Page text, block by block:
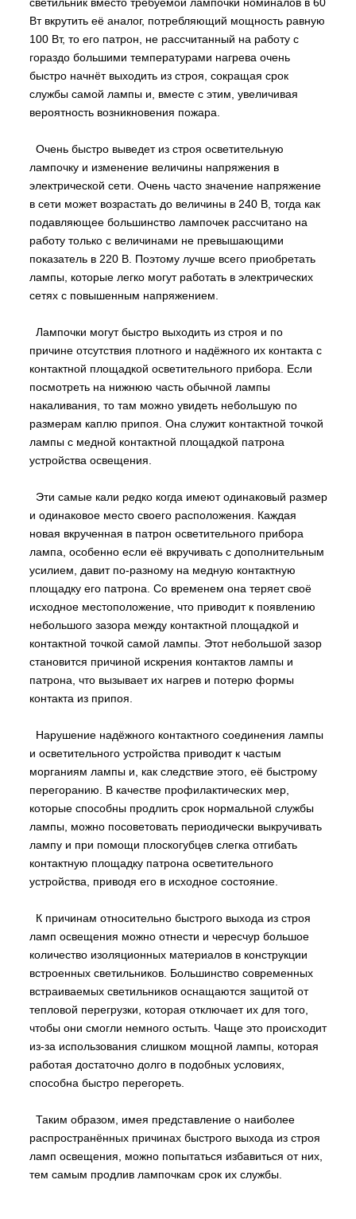
светильник вместо требуемой лампочки номиналов в 60
Вт вкрутить её аналог, потребляющий мощность равную
100 Вт, то его патрон, не рассчитанный на работу с
гораздо большими температурами нагрева очень
быстро начнёт выходить из строя, сокращая срок
службы самой лампы и, вместе с этим, увеличивая
вероятность возникновения пожара.
Очень быстро выведет из строя осветительную
лампочку и изменение величины напряжения в
электрической сети. Очень часто значение напряжение
в сети может возрастать до величины в 240 В, тогда как
подавляющее большинство лампочек рассчитано на
работу только с величинами не превышающими
показатель в 220 В. Поэтому лучше всего приобретать
лампы, которые легко могут работать в электрических
сетях с повышенным напряжением.
Лампочки могут быстро выходить из строя и по
причине отсутствия плотного и надёжного их контакта с
контактной площадкой осветительного прибора. Если
посмотреть на нижнюю часть обычной лампы
накаливания, то там можно увидеть небольшую по
размерам каплю припоя. Она служит контактной точкой
лампы с медной контактной площадкой патрона
устройства освещения.
Эти самые кали редко когда имеют одинаковый размер
и одинаковое место своего расположения. Каждая
новая вкрученная в патрон осветительного прибора
лампа, особенно если её вкручивать с дополнительным
усилием, давит по-разному на медную контактную
площадку его патрона. Со временем она теряет своё
исходное местоположение, что приводит к появлению
небольшого зазора между контактной площадкой и
контактной точкой самой лампы. Этот небольшой зазор
становится причиной искрения контактов лампы и
патрона, что вызывает их нагрев и потерю формы
контакта из припоя.
Нарушение надёжного контактного соединения лампы
и осветительного устройства приводит к частым
морганиям лампы и, как следствие этого, её быстрому
перегоранию. В качестве профилактических мер,
которые способны продлить срок нормальной службы
лампы, можно посоветовать периодически выкручивать
лампу и при помощи плоскогубцев слегка отгибать
контактную площадку патрона осветительного
устройства, приводя его в исходное состояние.
К причинам относительно быстрого выхода из строя
ламп освещения можно отнести и чересчур большое
количество изоляционных материалов в конструкции
встроенных светильников. Большинство современных
встраиваемых светильников оснащаются защитой от
тепловой перегрузки, которая отключает их для того,
чтобы они смогли немного остыть. Чаще это происходит
из-за использования слишком мощной лампы, которая
работая достаточно долго в подобных условиях,
способна быстро перегореть.
Таким образом, имея представление о наиболее
распространённых причинах быстрого выхода из строя
ламп освещения, можно попытаться избавиться от них,
тем самым продлив лампочкам срок их службы.